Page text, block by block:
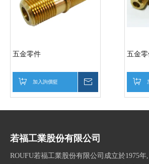
五金零件
加入詢價籃
五金
若福工業股份有限公司
ROUFU若福工業股份有限公司成立於1975年